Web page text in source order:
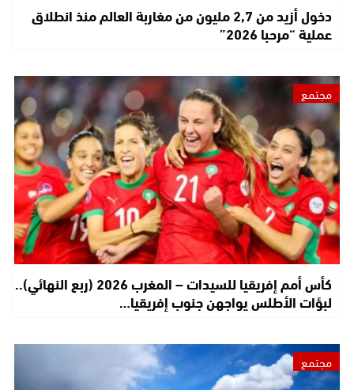
دخول أزيد من 2,7 مليون من مغاربة العالم منذ انطلاق
عملية “مرحبا 2026”
مجتمع
كأس أمم إفريقيا للسيدات – المغرب 2026 (ربع النهائي)..
لبؤات الأطلس يواجهن جنوب إفريقيا…
مجتمع